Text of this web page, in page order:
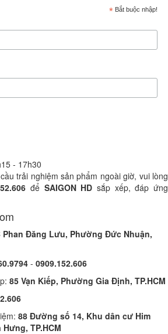
* Bắt buộc nhập!
- 17h30
trải nghiệm sản phẩm ngoài giờ, vui lòng
để SAIGON HD sắp xếp, đáp ứng
Phan Đăng Lưu, Phường Đức Nhuận,
- 0909.152.606
85 Vạn Kiếp, Phường Gia Định, TP.HCM
88 Đường số 14, Khu dân cư Him
TP.HCM